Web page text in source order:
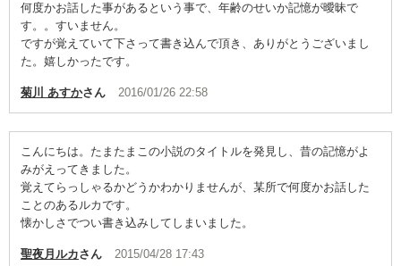
何度かお話した事があるという事で、年齢のせいか記憶が曖昧で
す。。すいません。
ですが覚えていて下さって書き込んで頂き、ありがとうございまし
た。嬉しかったです。
菊川 あすかさん 2016/01/26 22:58
こんにちは。たまたまこの小説のタイトルを発見し、昔の記憶がよ
みがえってきました。
覚えてらっしゃるかどうかわかりませんが、某所で何度かお話した
ことのあるルカです。
懐かしさでつい書き込みしてしまいました。
聖夜月ルカさん 2015/04/28 17:43